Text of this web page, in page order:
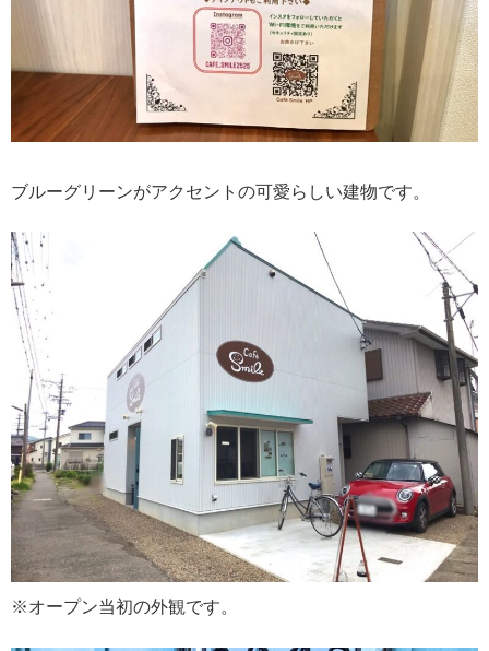
ブルーグリーンがアクセントの可愛らしい建物です。
※オープン当初の外観です。